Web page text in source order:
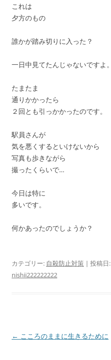
これは
夕方のもの
誰かが踏み切りに入った？
一日中見てたんじゃないですよ。
たまたま
通りかかったら
２回とも引っかかったのです。
駅員さんが
気を悪くするといけないから
写真も歩きながら
撮ったくらいで…
今日は特に
多いです。
何かあったのでしょうか？
カテゴリー: 自殺防止対策 | 投稿日:
nishii222222222
投
← こころのままに生きるために